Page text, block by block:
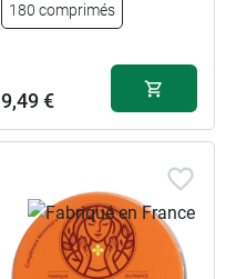
180 comprimés
9,49 €